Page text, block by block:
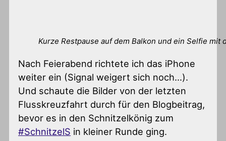
Kurze Restpause auf dem Balkon und ein Selfie mit
Nach Feierabend richtete ich das iPhone
weiter ein (Signal weigert sich noch…).
Und schaute die Bilder von der letzten
Flusskreuzfahrt durch für den Blogbeitrag,
bevor es in den Schnitzelkönig zum
#SchnitzelS in kleiner Runde ging.